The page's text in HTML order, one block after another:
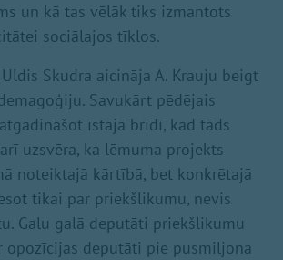
un kā tas vēlāk tiks izmantots
sociālajos tīklos.
Skudra aicināja A. Krauju beigt
Savukārt pēdējais
īstajā brīdī, kad tāds
uzsvēra, ka lēmuma projekts
noteiktajā kārtībā, bet konkrētajā
tikai par priekšlikumu, nevis
Galu galā deputāti priekšlikumu
opozīcijas deputāti pie pusmiljona